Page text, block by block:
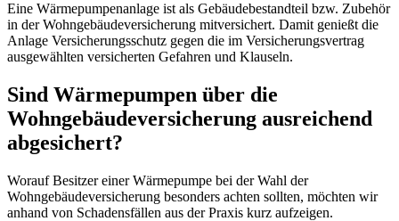
Eine Wärmepumpenanlage ist als Gebäudebestandteil bzw. Zubehör
in der Wohngebäudeversicherung mitversichert. Damit genießt die
Anlage Versicherungsschutz gegen die im Versicherungsvertrag
ausgewählten versicherten Gefahren und Klauseln.
Sind Wärmepumpen über die
Wohngebäudeversicherung ausreichend
abgesichert?
Worauf Besitzer einer Wärmepumpe bei der Wahl der
Wohngebäudeversicherung besonders achten sollten, möchten wir
anhand von Schadensfällen aus der Praxis kurz aufzeigen.